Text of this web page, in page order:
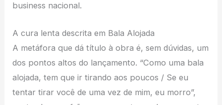
business nacional.
A cura lenta descrita em Bala Alojada
A metáfora que dá título à obra é, sem dúvidas, um
dos pontos altos do lançamento. “Como uma bala
alojada, tem que ir tirando aos poucos / Se eu
tentar tirar você de uma vez de mim, eu morro”,